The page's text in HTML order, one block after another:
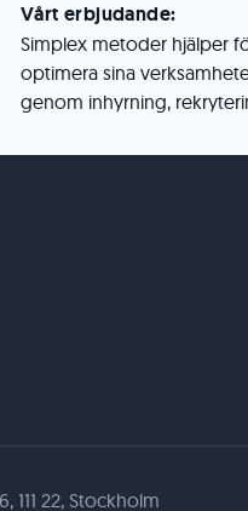
Vårt erbjudande:
Simplex metoder hjälper
optimera sina
genom inhyrning,
111 22, Stockholm